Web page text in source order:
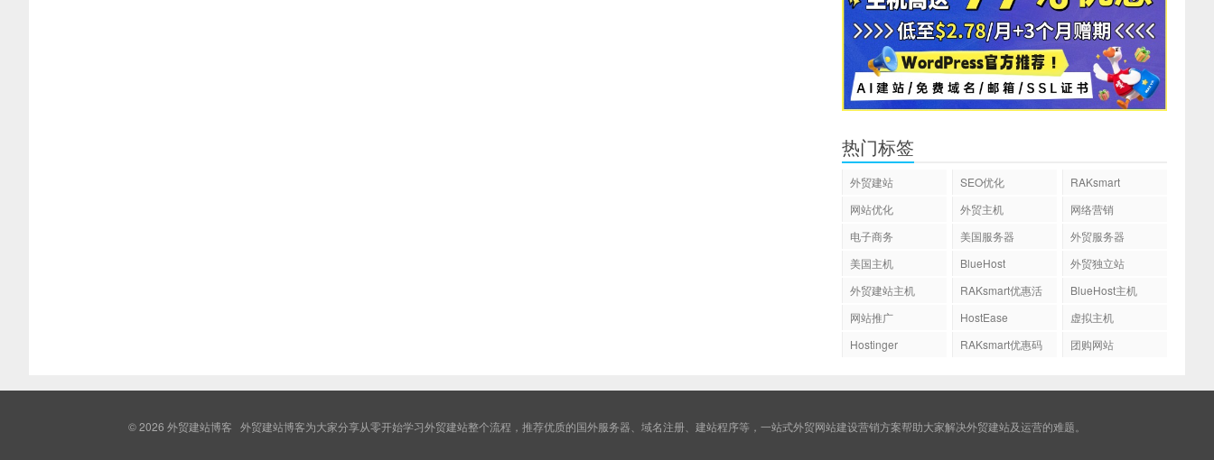
热门标签
外贸建站 SEO优化
RAKsmart
网站优化
外贸主机
网络营销
电子商务
美国服务器
外贸服务器
美国主机
BlueHost
外贸独立站
外贸建站主机
RAKsmart优惠活
BlueHost主机
网站推广
HostEase
虚拟主机
Hostinger
RAKsmart优惠码 团购网站
© 2026 外贸建站博客 外贸建站博客为大家分享从零开始学习外贸建站整个流程，推荐优质的国外服务器、域名注册、建站程序等，一站式外贸网站建设营销方案帮助大家解决外贸建站及运营的难题。